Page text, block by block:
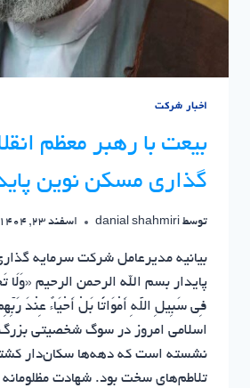
اخبار شرکت
بیعت با رهبر معظم
گذاری مسکن نوین
توسط danial shahmiri اسفند 23, 1404
بیانیه مدیرعامل شرکت سرمایه
پایدار بسم الله الرحمن الرحیم «وَلَا
فِی سَبِیلِ اللَّهِ أَمْوَاتًا بَلْ أَحْیَاءٌ عِنْدَ
اسلامی امروز در سوگ شخصیتی
نشسته است که دهه‌ها سکان‌دار
تلاطم‌های سخت بود. شهادت